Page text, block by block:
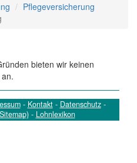
Pflegeversicherung
bieten wir keinen
- Kontakt- Datenschutz-
- Lohnlexikon